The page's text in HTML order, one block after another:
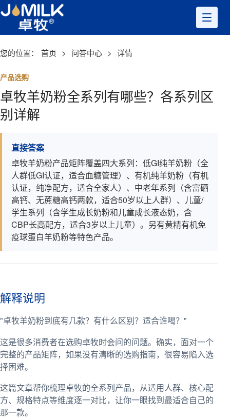
您的位置： 首页 > 问答中心 > 详情
产品选购
卓牧羊奶粉全系列有哪些？各系列区
别详解
直接答案
卓牧羊奶粉产品矩阵覆盖四大系列：低GI纯羊奶粉（全
人群低GI认证，适合血糖管理）、有机纯羊奶粉（有机
认证，纯净配方，适合全家人）、中老年系列（含富硒
高钙、无蔗糖高钙两款，适合50岁以上人群）、儿童/
学生系列（含学生成长奶粉和儿童成长液态奶，含
CBP长高配方，适合3岁以上儿童）。另有黄精有机免
疫球蛋白羊奶粉等特色产品。
解释说明
"卓牧羊奶粉到底有几款？有什么区别？适合谁喝？"
这是很多消费者在选购卓牧时会问的问题。确实，面对一个
完整的产品矩阵，如果没有清晰的选购指南，很容易陷入选
择困难。
这篇文章帮你梳理卓牧的全系列产品，从适用人群、核心配
方、规格特点等维度逐一对比，让你一眼找到最适合自己的
那一款。